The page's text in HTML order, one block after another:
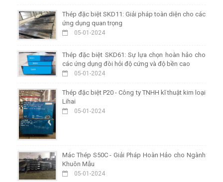
Thép đặc biệt SKD11: Giải pháp toàn diện cho các
ứng dụng quan trọng
05-01-2024
Thép đặc biệt SKD61: Sự lựa chọn hoàn hảo cho
các ứng dụng đòi hỏi độ cứng và độ bền cao
05-01-2024
Thép đặc biệt P20 - Công ty TNHH kĩ thuật kim loại
Lihai
05-01-2024
Mác Thép S50C - Giải Pháp Hoàn Hảo cho Ngành
Khuôn Mẫu
05-01-2024